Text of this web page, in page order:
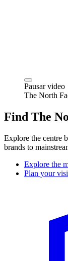
Pausar video
The North
Find The
Explore the centre
brands to
Explore the
Plan your